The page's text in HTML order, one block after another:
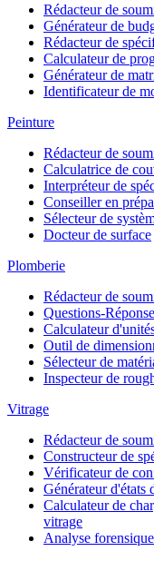
Rédacteur de
Générateur de
Rédacteur de
Calculateur de
Générateur de
Identificateur de
Peinture
Rédacteur de
Calculatrice de
Interpréteur de
Conseiller en
Sélecteur de
Docteur de surface
Plomberie
Rédacteur de
Questions-
Calculateur
Outil de
Sélecteur de
Inspecteur de
Vitrage
Rédacteur de
Constructeur de
Vérificateur de
Générateur d'états
Calculateur de
vitrage
Analyse